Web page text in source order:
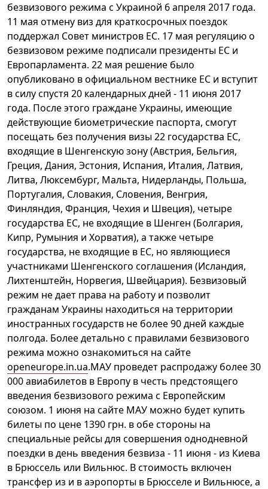
безвизового режима с Украиной 6 апреля 2017 года.
11 мая отмену виз для краткосрочных поездок
поддержал Совет министров ЕС. 17 мая регуляцию о
безвизовом режиме подписали президенты ЕС и
Европарламента. 22 мая решение было
опубликовано в официальном вестнике ЕС и вступит
в силу спустя 20 календарных дней - 11 июня 2017
года. После этого граждане Украины, имеющие
действующие биометрические паспорта, смогут
посещать без получения визы 22 государства ЕС,
входящие в Шенгенскую зону (Австрия, Бельгия,
Греция, Дания, Эстония, Испания, Италия, Латвия,
Литва, Люксембург, Мальта, Нидерланды, Польша,
Португалия, Словакия, Словения, Венгрия,
Финляндия, Франция, Чехия и Швеция), четыре
государства ЕС, не входящие в Шенген (Болгария,
Кипр, Румыния и Хорватия), а также четыре
государства, не входящие в ЕС, но являющиеся
участниками Шенгенского соглашения (Исландия,
Лихтенштейн, Норвегия, Швейцария). Безвизовый
режим не дает права на работу и позволит
гражданам Украины находиться на территории
иностранных государств не более 90 дней каждые
полгода. Более детально с правилами безвизового
режима можно ознакомиться на сайте
openeurope.in.ua.МАУ проведет распродажу более 30
000 авиабилетов в Европу в честь предстоящего
введения безвизового режима с Европейским
союзом. 1 июня на сайте МАУ можно будет купить
билеты по цене 1390 грн. в обе стороны на
специальные рейсы для совершения однодневной
поездки в день введения безвиза - 11 июня - из Киева
в Брюссель или Вильнюс. В стоимость включен
трансфер из и в аэропорты в Брюсселе и Вильнюсе, а